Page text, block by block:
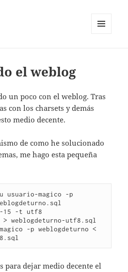
el weblog
un poco con el weblog. Tras
con los charsets y demás
medio decente.
de como he solucionado
me hago esta pequeña
usuario-magico -p
15 -t utf8
> weblogdeturno-utf8.sql
-p weblogdeturno <
para dejar medio decente el